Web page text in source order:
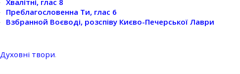
Хвалітні, глас 8
Преблагословенна Ти, глас 6
Взбранной Воєводі, розспіву Києво-Печерської Лаври
Духовні твори.